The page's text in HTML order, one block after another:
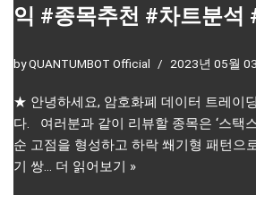
익 #종목추천 #차트분석
byQUANTUMBOT Official 2023년 05월
★ 안녕하세요, 암호화폐 데이터 트레이딩
다. 여러분과 같이 리뷰할 종목은 ‘스택
순 고점을 형성하고 하락 쐐기형 패턴으
기 쌍… 더 읽어보기 »